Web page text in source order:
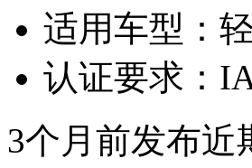
适用车型：
认证要求：
3个月前发布近